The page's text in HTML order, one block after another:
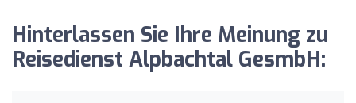
Hinterlassen Sie Ihre Meinung zu
Reisedienst Alpbachtal GesmbH: